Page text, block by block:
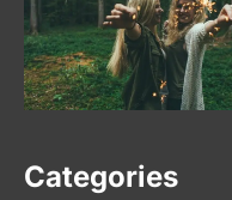
Categories